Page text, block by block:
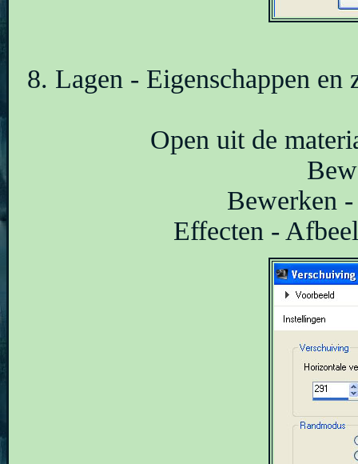
8. Lagen - Eigenschappen en
Open uit de
Bewerken
Effecten -